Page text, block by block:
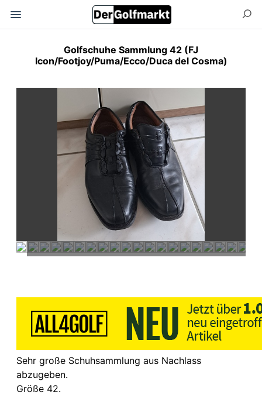
Golfschuhe Sammlung 42 (FJ
Icon/Footjoy/Puma/Ecco/Duca del Cosma)
Sehr große Schuhsammlung aus Nachlass
abzugeben.
Größe 42.